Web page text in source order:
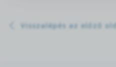
Visszalépés az előző